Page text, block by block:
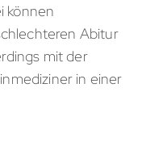
können
Abitur
mit der
in einer